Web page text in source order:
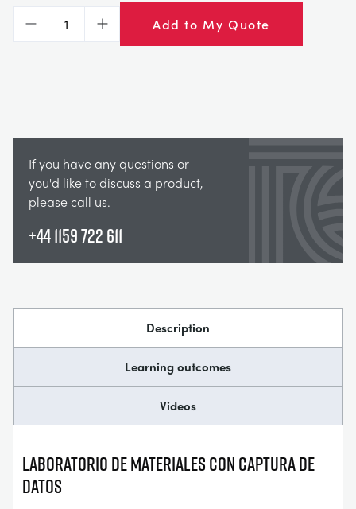
Decrease Increase Add to My Quote
If you have any questions or
you'd like to discuss a product,
please call us.
+44 1159 722 611
Description
Learning outcomes
Videos
LABORATORIO DE MATERIALES CON CAPTURA DE
DATOS